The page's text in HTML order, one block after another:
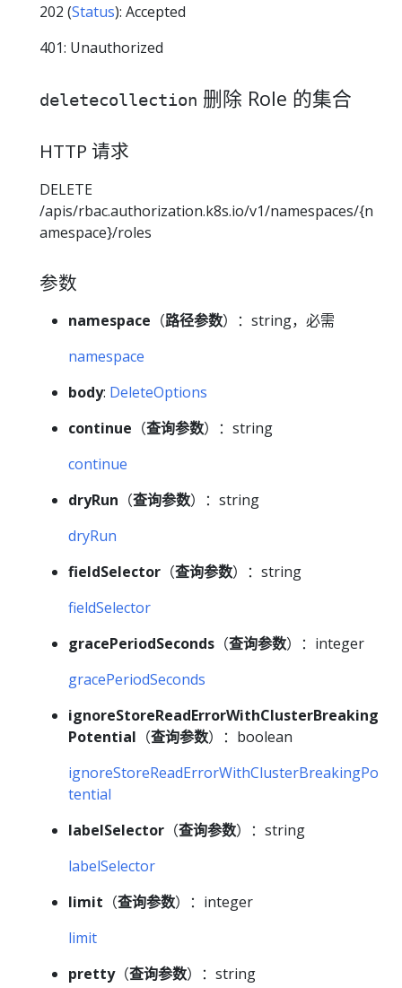
202 (Status): Accepted
401: Unauthorized
deletecollection 删除 Role 的集合
HTTP 请求
DELETE
/apis/rbac.authorization.k8s.io/v1/namespaces/{n
amespace}/roles
参数
namespace （路径参数）：string，必需
namespace
body: DeleteOptions
continue （查询参数）：string
continue
dryRun （查询参数）：string
dryRun
fieldSelector （查询参数）：string
fieldSelector
gracePeriodSeconds （查询参数）：integer
gracePeriodSeconds
ignoreStoreReadErrorWithClusterBreaking
Potential （查询参数）：boolean
ignoreStoreReadErrorWithClusterBreakingPo
tential
labelSelector （查询参数）：string
labelSelector
limit （查询参数）：integer
limit
pretty（查询参数）：string